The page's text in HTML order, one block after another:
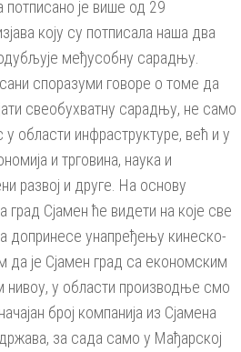
је више од 29
коју су потписала наша два
међусобну сарадњу.
споразуми говоре о томе да
свеобухватну сарадњу, не само
области инфраструктуре, већ и у
и трговина, наука и
развој и друге. На основу
Сјамен ће видети на које све
допринесе унапређењу кинеско-
је Сјамен град са економским
нивоу, у области производње смо
број компанија из Сјамена
за сада само у Мађарској